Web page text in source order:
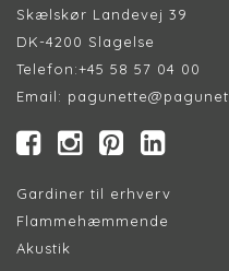
Skælskør Landevej 39
DK-4200 Slagelse
Telefon:+45 58 57 04 00
Email:
Gardiner til erhverv
Flammehæmmende
Akustik